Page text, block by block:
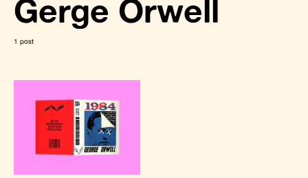
Gerge Orwell
1 post